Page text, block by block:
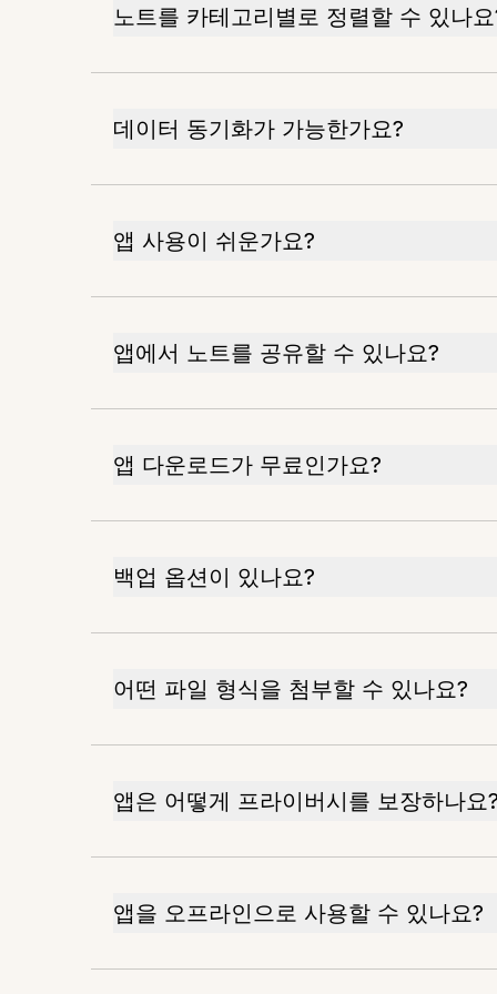
노트를 카테고리별로 정렬할 수 있나
데이터 동기화가 가능한가요?
앱 사용이 쉬운가요?
앱에서 노트를 공유할 수 있나요?
앱 다운로드가 무료인가요?
백업 옵션이 있나요?
어떤 파일 형식을 첨부할 수 있나요?
앱은 어떻게 프라이버시를 보장하나요
앱을 오프라인으로 사용할 수 있나요?